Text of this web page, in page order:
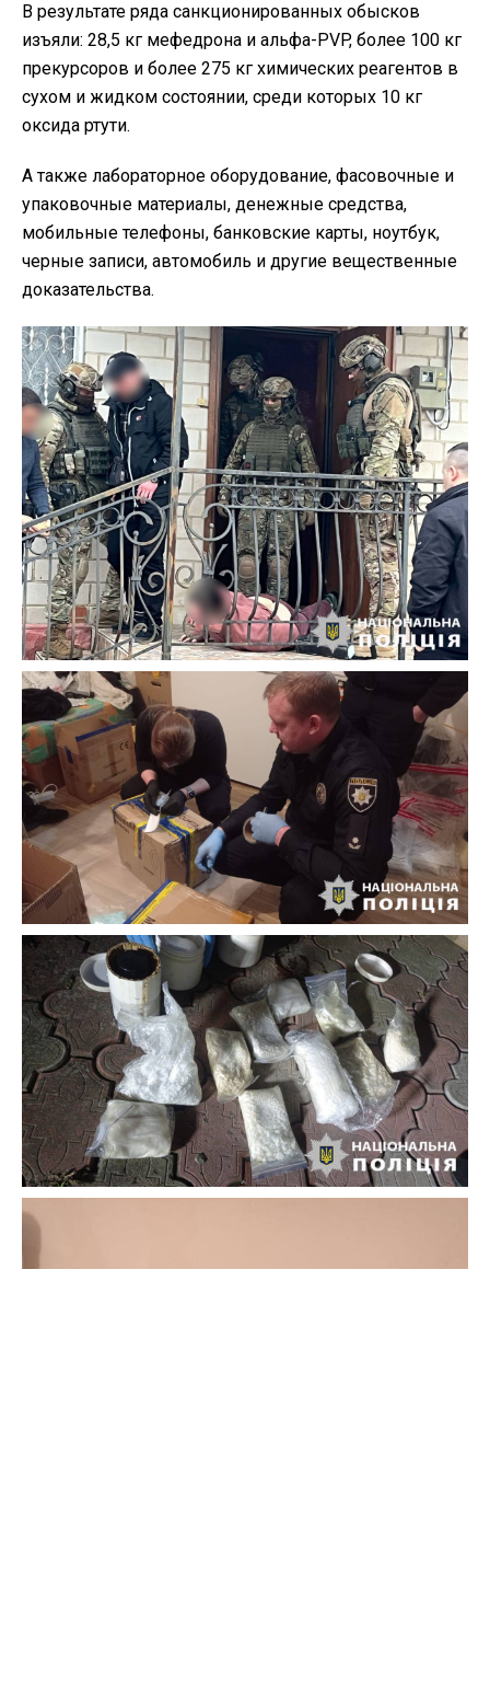
В результате ряда санкционированных обысков
изъяли: 28,5 кг мефедрона и альфа-PVP, более 100 кг
прекурсоров и более 275 кг химических реагентов в
сухом и жидком состоянии, среди которых 10 кг
оксида ртути.
А также лабораторное оборудование, фасовочные и
упаковочные материалы, денежные средства,
мобильные телефоны, банковские карты, ноутбук,
черные записи, автомобиль и другие вещественные
доказательства.